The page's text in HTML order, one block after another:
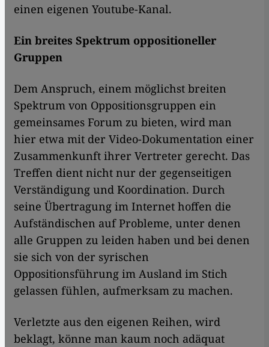
einen eigenen Youtube-Kanal.
Ein breites Spektrum oppositioneller
Gruppen
Dem Anspruch, einem möglichst breiten
Spektrum von Oppositionsgruppen ein
gemeinsames Forum zu bieten, wird man
hier etwa mit der Video-Dokumentation einer
Zusammenkunft ihrer Vertreter gerecht. Das
Treffen dient nicht nur der gegenseitigen
Verständigung und Koordination. Durch
seine Übertragung im Internet hoffen die
Aufständischen auf Probleme, unter denen
alle Gruppen zu leiden haben und bei denen
sie sich von der syrischen
Oppositionsführung im Ausland im Stich
gelassen fühlen, aufmerksam zu machen.
Verletzte aus den eigenen Reihen, wird
beklagt, könne man kaum noch adäquat